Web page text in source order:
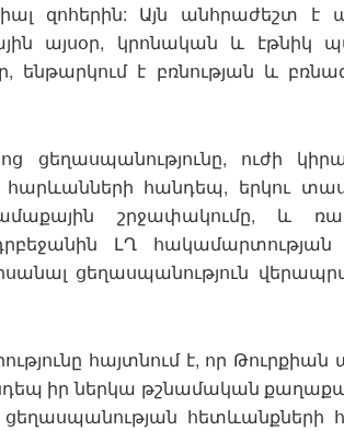
զոհերին: Այն անհրաժեշտ
այսօր, կրոնական և էթնիկ
ենթարկում է բռնության և
ցեղասպանությունը, ուժի
հարևանների հանդեպ, երկու
շրջափակումը, և
ԼՂ
ցեղասպանություն
հայտնում է, որ Թուրքիան
իր ներկա թշնամական
ցեղասպանության